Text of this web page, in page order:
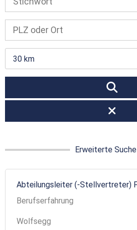
30 km
Erweiterte Suche
Abteilungsleiter (-Stellvertreter)
Berufserfahrung
Wolfsegg